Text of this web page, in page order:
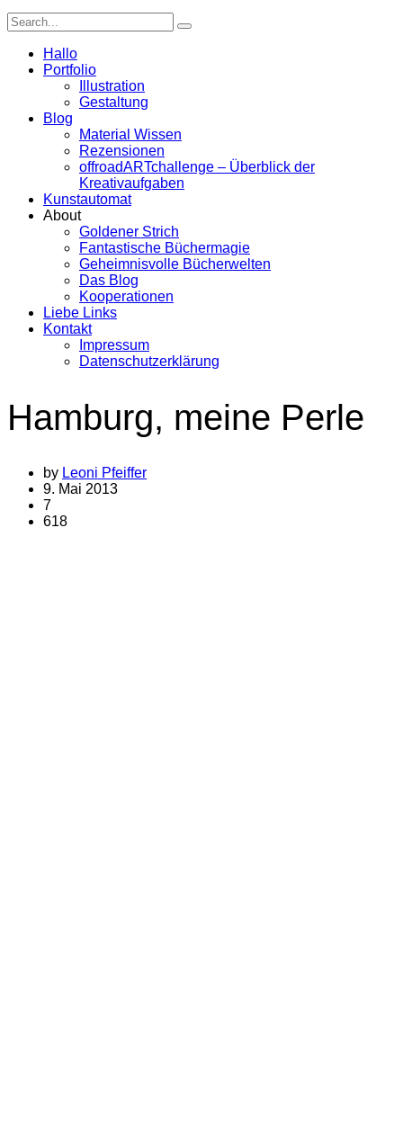
Hallo
Portfolio
Illustration
Gestaltung
Blog
Material Wissen
Rezensionen
offroadARTchallenge – Überblick der
Kreativaufgaben
Kunstautomat
About
Goldener Strich
Fantastische Büchermagie
Geheimnisvolle Bücherwelten
Das Blog
Kooperationen
Liebe Links
Kontakt
Impressum
Datenschutzerklärung
Hamburg, meine Perle
by Leoni Pfeiffer
9. Mai 2013
7
618